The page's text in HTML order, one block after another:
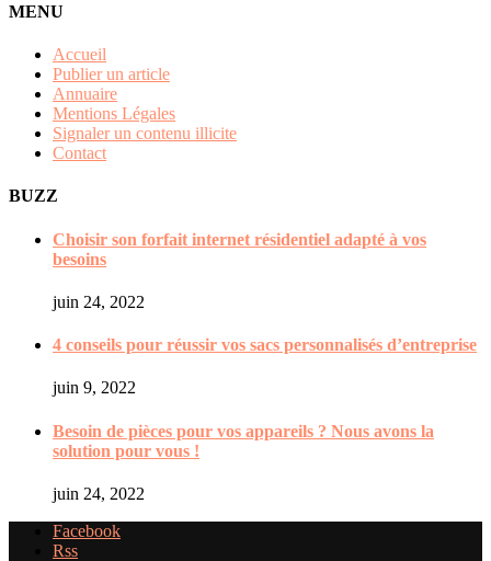
MENU
Accueil
Publier un article
Annuaire
Mentions Légales
Signaler un contenu illicite
Contact
BUZZ
Choisir son forfait internet résidentiel adapté à vos
besoins
juin 24, 2022
4 conseils pour réussir vos sacs personnalisés d’entreprise
juin 9, 2022
Besoin de pièces pour vos appareils ? Nous avons la
solution pour vous !
juin 24, 2022
Facebook
Rss